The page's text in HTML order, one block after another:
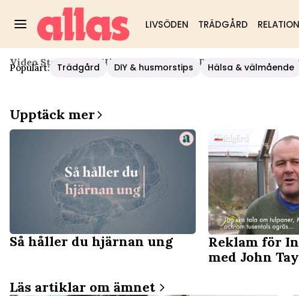
LIVSÖDEN TRÄDGÅRD
Populärt: Trädgård DIY & husmorstips Hälsa & välmående
Video Start / Nöje / Hjärnan Bakom Ica-Reklamen Om Nya
Upptäck mer
Så håller du hjärnan ung
Reklam för
med John
Läs artiklar om ämnet